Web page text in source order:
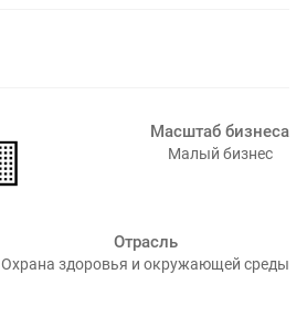
Масштаб бизнеса
Малый бизнес
Отрасль
Охрана здоровья и окружающей среды